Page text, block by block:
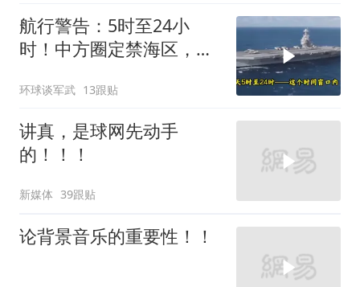
航行警告：5时至24小
时！中方圈定禁海区，美
权已定
环球谈军武 13跟贴
讲真，是球网先动手
的！！！
新媒体 39跟贴
论背景音乐的重要性！！